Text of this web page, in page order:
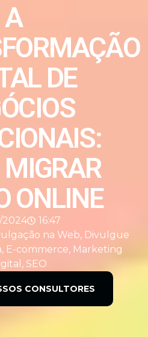
A
DE
ONLINE
2024
16:47
na Web, Divulgue
, E-commerce, Marketing
, SEO
CONSULTORES